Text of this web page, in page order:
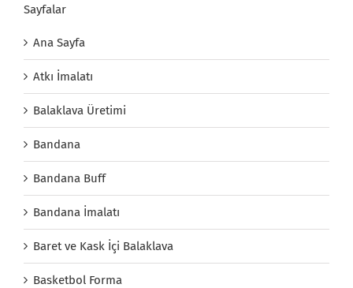
Sayfalar
Ana Sayfa
Atkı İmalatı
Balaklava Üretimi
Bandana
Bandana Buff
Bandana İmalatı
Baret ve Kask İçi Balaklava
Basketbol Forma